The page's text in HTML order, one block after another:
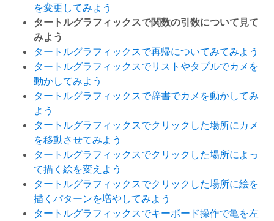
を変更してみよう
タートルグラフィックスで関数の引数について見て
みよう
タートルグラフィックスで再帰についてみてみよう
タートルグラフィックスでリストやタプルでカメを
動かしてみよう
タートルグラフィックスで辞書でカメを動かしてみ
よう
タートルグラフィックスでクリックした場所にカメ
を移動させてみよう
タートルグラフィックスでクリックした場所によっ
て描く絵を変えよう
タートルグラフィックスでクリックした場所に絵を
描くパターンを増やしてみよう
タートルグラフィックスでキーボード操作で亀を左